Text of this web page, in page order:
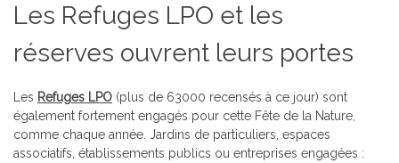
Les Refuges LPO et les
réserves ouvrent leurs portes
Les Refuges LPO (plus de 63000 recensés à ce jour) sont
également fortement engagés pour cette Fête de la Nature,
comme chaque année. Jardins de particuliers, espaces
associatifs, établissements publics ou entreprises engagées :